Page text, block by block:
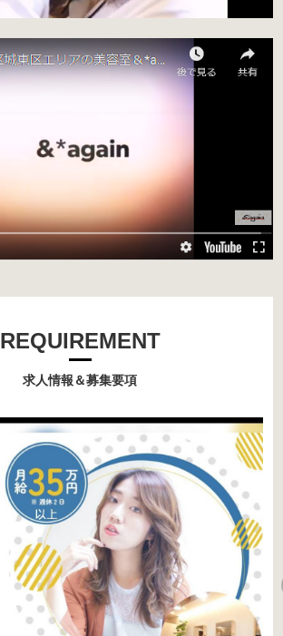
REQUIREMENT
求人情報＆募集要項